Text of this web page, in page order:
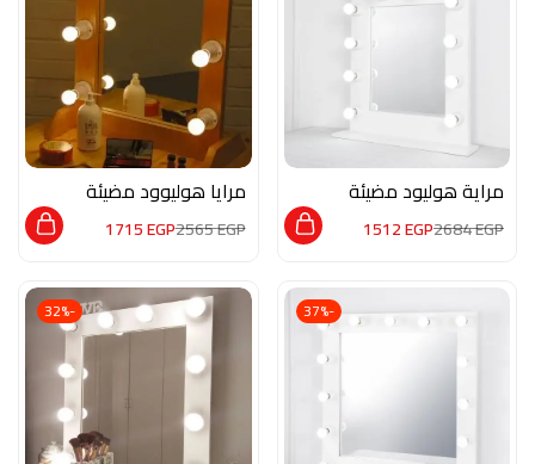
مراية هوليود مضيئة
LM001
2684EGP
1512EGP
مرايا هوليوود مضيئة
LM006
2565EGP
1715EGP
-37%
-32%